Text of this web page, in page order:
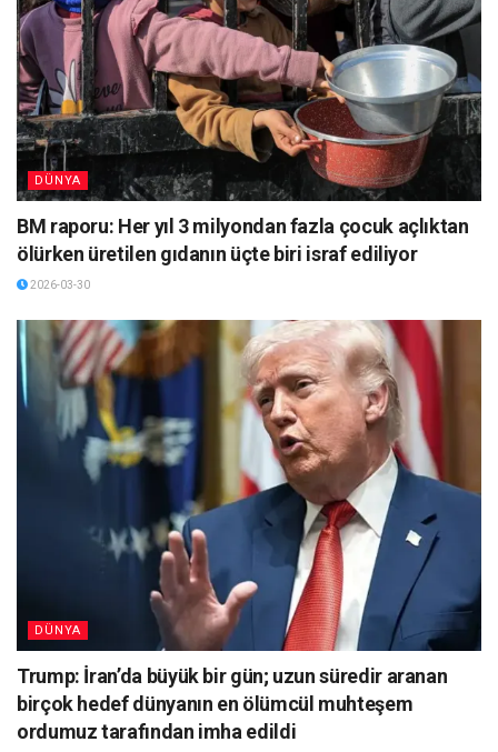
DÜNYA
BM raporu: Her yıl 3 milyondan fazla çocuk açlıktan
ölürken üretilen gıdanın üçte biri israf ediliyor
2026-03-30
DÜNYA
Trump: İran’da büyük bir gün; uzun süredir aranan
birçok hedef dünyanın en ölümcül muhteşem
ordumuz tarafından imha edildi